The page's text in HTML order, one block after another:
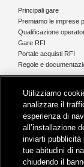
Principali gare
Premiamo le imprese
Qualificazione
Gare RFI
Portale acquisti RFI
Regole e
Comunicati stampa e
Novità on line
Infomobilità
Feed - RSS
Utilizziamo
analizzare il
esperienza di
all’installazione
inviarti pubblicità
tue abitudini di
chiudendo il